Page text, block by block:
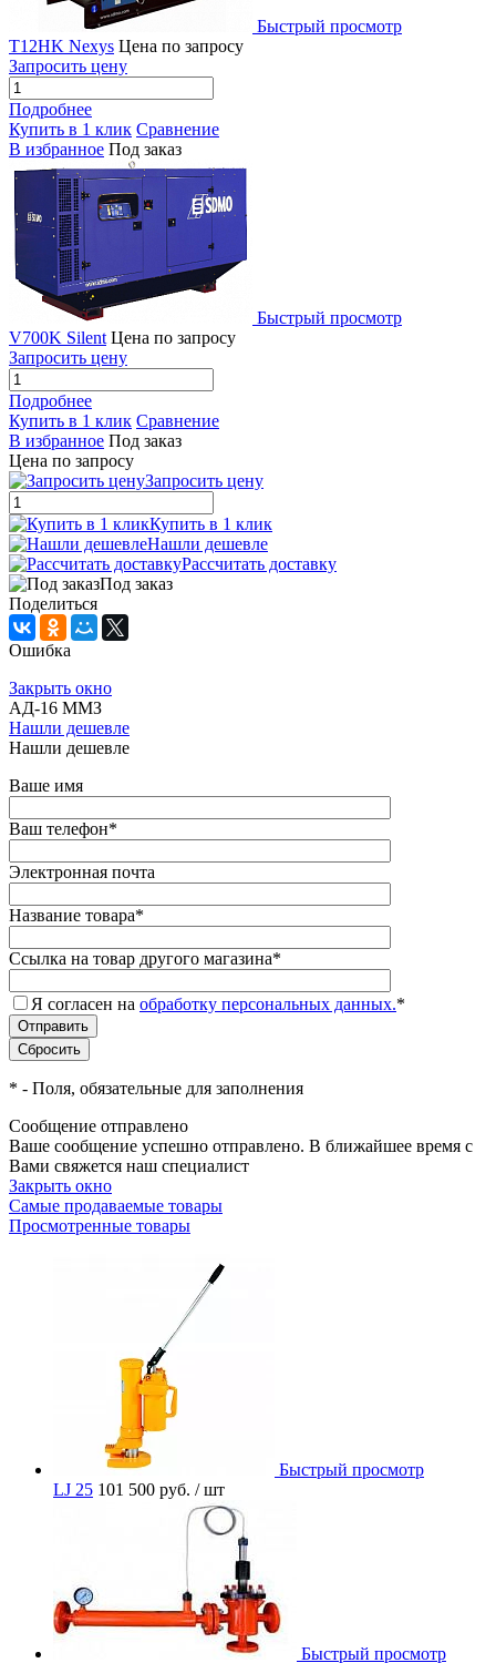
Быстрый просмотр
T12HK Nexys Цена по запросу
Запросить цену
Подробнее
Купить в 1 клик Сравнение
В избранное Под заказ
Быстрый просмотр
V700K Silent Цена по запросу
Запросить цену
Подробнее
Купить в 1 клик Сравнение
В избранное Под заказ
Цена по запросу
Запросить цену
Купить в 1 клик
Нашли дешевле
Рассчитать доставку
Под заказ
Поделиться
Ошибка
Закрыть окно
АД-16 ММЗ
Нашли дешевле
Нашли дешевле
Ваше имя
Ваш телефон*
Электронная почта
Название товара*
Ссылка на товар другого магазина*
Я согласен на обработку персональных данных.*
* - Поля, обязательные для заполнения
Сообщение отправлено
Ваше сообщение успешно отправлено. В ближайшее время с
Вами свяжется наш специалист
Закрыть окно
Самые продаваемые товары
Просмотренные товары
Быстрый просмотр
LJ 25 101 500 руб. / шт
Быстрый просмотр